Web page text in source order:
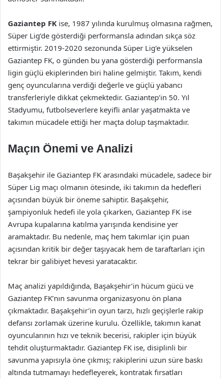
Gaziantep FK ise, 1987 yılında kurulmuş olmasına rağmen,
Süper Lig’de gösterdiği performansla adından sıkça söz
ettirmiştir. 2019-2020 sezonunda Süper Lig’e yükselen
Gaziantep FK, o günden bu yana gösterdiği performansla
ligin güçlü ekiplerinden biri haline gelmiştir. Takım, kendi
genç oyuncularına verdiği değerle ve güçlü yabancı
transferleriyle dikkat çekmektedir. Gaziantep’in 50. Yıl
Stadyumu, futbolseverlere keyifli anlar yaşatmakta ve
takımın mücadele ettiği her maçta dolup taşmaktadır.
Maçın Önemi ve Analizi
Başakşehir ile Gaziantep FK arasındaki mücadele, sadece bir
Süper Lig maçı olmanın ötesinde, iki takımın da hedefleri
açısından büyük bir öneme sahiptir. Başakşehir,
şampiyonluk hedefi ile yola çıkarken, Gaziantep FK ise
Avrupa kupalarına katılma yarışında kendisine yer
aramaktadır. Bu nedenle, maç hem takımlar için puan
açısından kritik bir değer taşıyacak hem de taraftarları için
tekrar bir galibiyet hevesi yaratacaktır.
Maç analizi yapıldığında, Başakşehir’in hücum gücü ve
Gaziantep FK’nın savunma organizasyonu ön plana
çıkmaktadır. Başakşehir’in oyun tarzı, hızlı geçişlerle rakip
defansı zorlamak üzerine kurulu. Özellikle, takımın kanat
oyuncularının hızı ve teknik becerisi, rakipler için büyük
tehdit oluşturmaktadır. Gaziantep FK ise, disiplinli bir
savunma yapısıyla öne çıkmış; rakiplerini uzun süre baskı
altında tutmamayı hedefleyerek, kontratak fırsatları